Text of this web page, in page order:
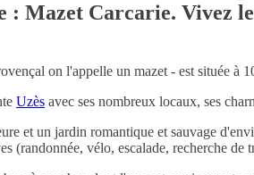
: Mazet Carcarie. Vivez
on l'appelle un mazet - est située à
Uzès avec ses nombreux locaux, ses
et un jardin romantique et sauvage
(randonnée, vélo, escalade, recherche